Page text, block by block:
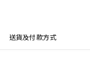
送貨及付款方式